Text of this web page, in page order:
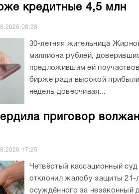
кредитные 4,5 млн
08:38
30-летняя жительница
миллиона рублей,
предложившим ей
бирже ради высокой
недель доверчивая...
приговор
17:25
Четвёртый кассационный
отклонил жалобу защиты 21-
осуждённого за незаконный